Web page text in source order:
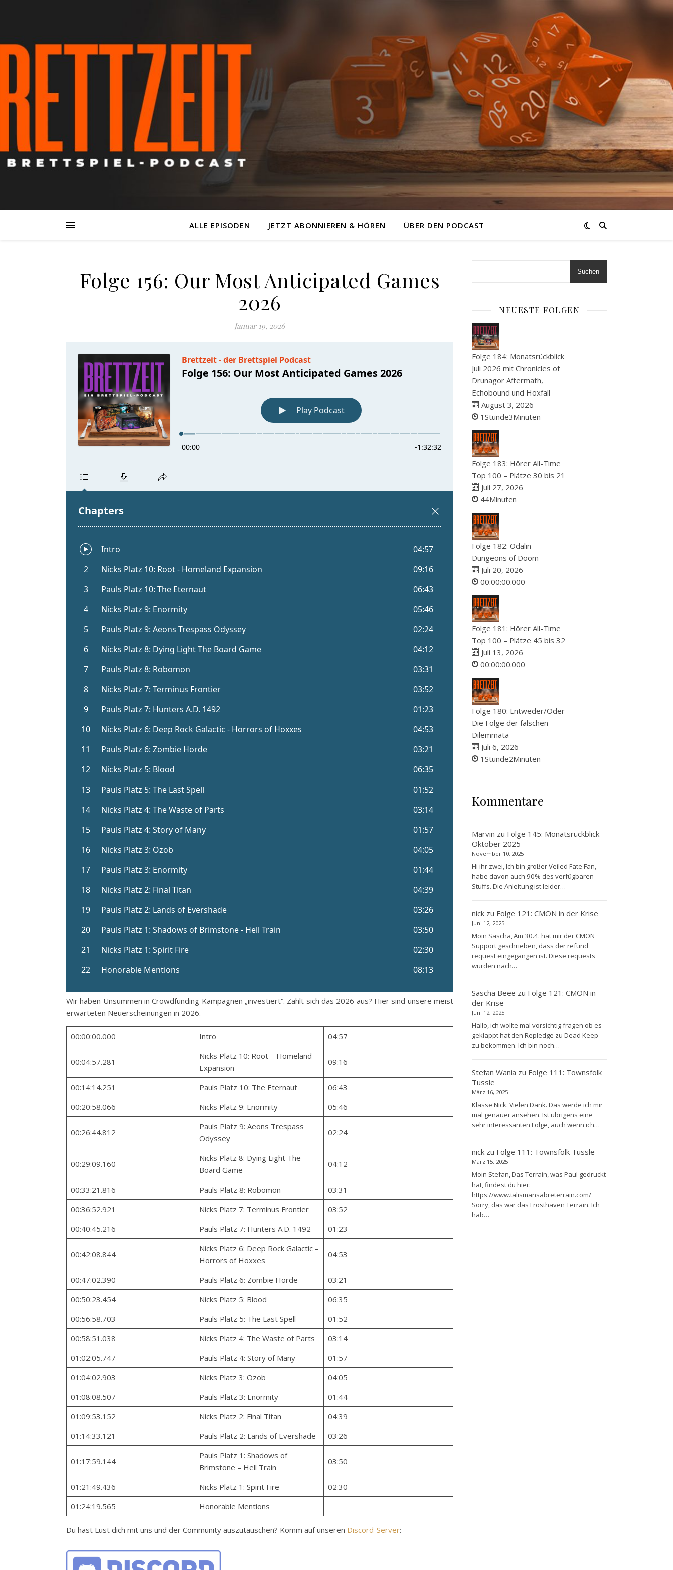
ALLE EPISODEN JETZT ABONNIEREN & HÖREN ÜBER DEN PODCAST
Folge 156: Our Most Anticipated Games
2026
Januar 19, 2026
Wir haben Unsummen in Crowdfunding Kampagnen „investiert“. Zahlt sich das 2026 aus? Hier sind unsere meist
erwarteten Neuerscheinungen in 2026.
00:00:00.000 Intro 04:57
00:04:57.281
Nicks Platz 10: Root – Homeland
Expansion
09:16
00:14:14.251 Pauls Platz 10: The Eternaut
06:43
00:20:58.066
Nicks Platz 9: Enormity 05:46
00:26:44.812
Pauls Platz 9: Aeons Trespass
Odyssey
02:24
00:29:09.160
Nicks Platz 8: Dying Light The
Board Game
04:12
00:33:21.816 Pauls Platz 8: Robomon
03:31
00:36:52.921
Nicks Platz 7: Terminus Frontier
03:52
00:40:45.216
Pauls Platz 7: Hunters A.D. 1492 01:23
00:42:08.844
Nicks Platz 6: Deep Rock Galactic –
Horrors of Hoxxes
04:53
00:47:02.390 Pauls Platz 6: Zombie Horde
03:21
00:50:23.454
Nicks Platz 5: Blood
06:35
00:56:58.703
Pauls Platz 5: The Last Spell
01:52
00:58:51.038
Nicks Platz 4: The Waste of Parts
03:14
01:02:05.747
Pauls Platz 4: Story of Many
01:57
01:04:02.903
Nicks Platz 3: Ozob
04:05
01:08:08.507
Pauls Platz 3: Enormity
01:44
01:09:53.152
Nicks Platz 2: Final Titan
04:39
01:14:33.121
Pauls Platz 2: Lands of Evershade 03:26
01:17:59.144
Pauls Platz 1: Shadows of
Brimstone – Hell Train
03:50
01:21:49.436 Nicks Platz 1: Spirit Fire
02:30
01:24:19.565
Honorable Mentions
Du hast Lust dich mit uns und der Community auszutauschen? Komm auf unseren Discord-Server:
Suchen
NEUESTE FOLGEN
Folge 184: Monatsrückblick
Juli 2026 mit Chronicles of
Drunagor Aftermath,
Echobound und Hoxfall
August 3, 2026
1Stunde3Minuten
Folge 183: Hörer All-Time
Top 100 – Plätze 30 bis 21
Juli 27, 2026
44Minuten
Folge 182: Odalin -
Dungeons of Doom
Juli 20, 2026
00:00:00.000
Folge 181: Hörer All-Time
Top 100 – Plätze 45 bis 32
Juli 13, 2026
00:00:00.000
Folge 180: Entweder/Oder -
Die Folge der falschen
Dilemmata
Juli 6, 2026
1Stunde2Minuten
Kommentare
Marvin zu Folge 145: Monatsrückblick
Oktober 2025
November 10, 2025
Hi ihr zwei, Ich bin großer Veiled Fate Fan,
habe davon auch 90% des verfügbaren
Stuffs. Die Anleitung ist leider…
nick zu Folge 121: CMON in der Krise
Juni 12, 2025
Moin Sascha, Am 30.4. hat mir der CMON
Support geschrieben, dass der refund
request eingegangen ist. Diese requests
würden nach…
Sascha Beee zu Folge 121: CMON in
der Krise
Juni 12, 2025
Hallo, ich wollte mal vorsichtig fragen ob es
geklappt hat den Repledge zu Dead Keep
zu bekommen. Ich bin noch…
Stefan Wania zu Folge 111: Townsfolk
Tussle
März 16, 2025
Klasse Nick. Vielen Dank. Das werde ich mir
mal genauer ansehen. Ist übrigens eine
sehr interessanten Folge, auch wenn ich…
nick zu Folge 111: Townsfolk Tussle
März 15, 2025
Moin Stefan, Das Terrain, was Paul gedruckt
hat, findest du hier:
https://www.talismansabreterrain.com/
Sorry, das war das Frosthaven Terrain. Ich
hab…